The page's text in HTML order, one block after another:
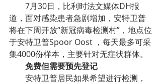
7月30日，比利时法文媒体DH报
道，面对感染患者急剧增加，安特卫普
将在下周开放“新冠病毒检测村”，地点位
于安特卫普Spoor Oost ，每天最多可采
集4000份样本，主要针对无症状群体。
免费但需要预先登记
安特卫普居民如果希望进行检测，